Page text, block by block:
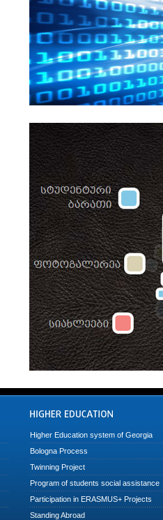
Higher Education system of Georgia
Bologna Process
Twinning Project
Program of students social assistance
Participation in ERASMUS+ Projects
Standing Abroad